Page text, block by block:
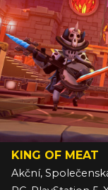
KING OF MEAT
Akční,